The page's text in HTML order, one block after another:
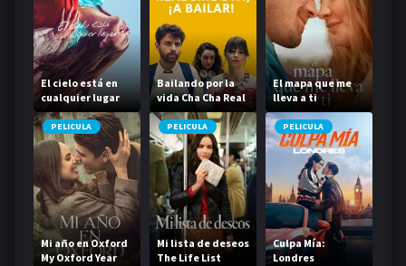
El cielo está en
cualquier lugar
Bailando por la
vida Cha Cha Real
Smooth
El mapa que me
lleva a ti
PELICULA
Mi año en Oxford
My Oxford Year
PELICULA
Mi lista de deseos
The Life List
PELICULA
Culpa Mía:
Londres